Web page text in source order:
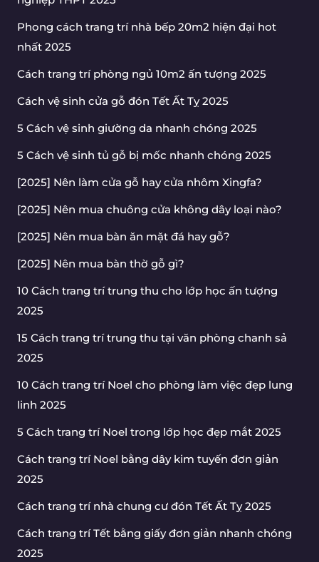
Phong cách trang trí nhà bếp 20m2 hiện đại hot
nhất 2025
Cách trang trí phòng ngủ 10m2 ấn tượng 2025
Cách vệ sinh cửa gỗ đón Tết Ất Tỵ 2025
5 Cách vệ sinh giường da nhanh chóng 2025
5 Cách vệ sinh tủ gỗ bị mốc nhanh chóng 2025
[2025] Nên làm cửa gỗ hay cửa nhôm Xingfa?
[2025] Nên mua chuông cửa không dây loại nào?
[2025] Nên mua bàn ăn mặt đá hay gỗ?
[2025] Nên mua bàn thờ gỗ gì?
10 Cách trang trí trung thu cho lớp học ấn tượng
2025
15 Cách trang trí trung thu tại văn phòng chanh sả
2025
10 Cách trang trí Noel cho phòng làm việc đẹp lung
linh 2025
5 Cách trang trí Noel trong lớp học đẹp mắt 2025
Cách trang trí Noel bằng dây kim tuyến đơn giản
2025
Cách trang trí nhà chung cư đón Tết Ất Tỵ 2025
Cách trang trí Tết bằng giấy đơn giản nhanh chóng
2025